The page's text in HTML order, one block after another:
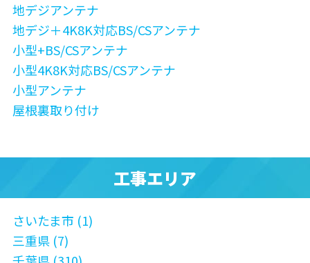
地デジアンテナ
地デジ＋4K8K対応BS/CSアンテナ
小型+BS/CSアンテナ
小型4K8K対応BS/CSアンテナ
小型アンテナ
屋根裏取り付け
工事エリア
さいたま市 (1)
三重県 (7)